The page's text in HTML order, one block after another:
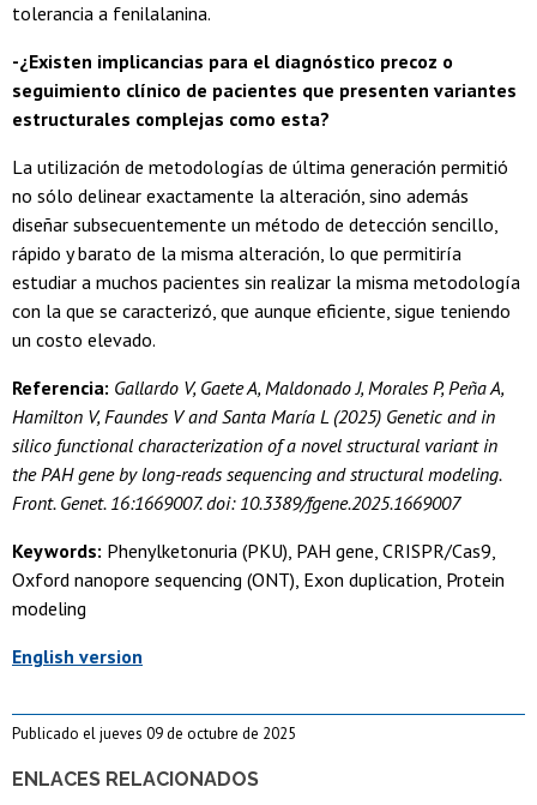
ENLACES RELACIONADOS
tolerancia a fenilalanina.
-¿Existen implicancias para el diagnóstico precoz o
seguimiento clínico de pacientes que presenten variantes
estructurales complejas como esta?
La utilización de metodologías de última generación permitió
no sólo delinear exactamente la alteración, sino además
diseñar subsecuentemente un método de detección sencillo,
rápido y barato de la misma alteración, lo que permitiría
estudiar a muchos pacientes sin realizar la misma metodología
con la que se caracterizó, que aunque eficiente, sigue teniendo
un costo elevado.
Referencia: Gallardo V, Gaete A, Maldonado J, Morales P, Peña A,
Hamilton V, Faundes V and Santa María L (2025) Genetic and in
silico functional characterization of a novel structural variant in
the PAH gene by long-reads sequencing and structural modeling.
Front. Genet. 16:1669007. doi: 10.3389/fgene.2025.1669007
Keywords: Phenylketonuria (PKU), PAH gene, CRISPR/Cas9,
Oxford nanopore sequencing (ONT), Exon duplication, Protein
modeling
English version
Publicado el jueves 09 de octubre de 2025